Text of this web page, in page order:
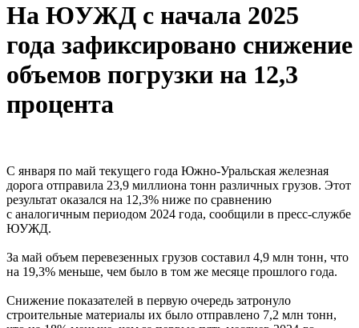
На ЮУЖД с начала 2025
года зафиксировано снижение
объемов погрузки на 12,3
процента
С января по май текущего года Южно-Уральская железная
дорога отправила 23,9 миллиона тонн различных грузов. Этот
результат оказался на 12,3% ниже по сравнению
с аналогичным периодом 2024 года, сообщили в пресс-службе
ЮУЖД.
За май объем перевезенных грузов составил 4,9 млн тонн, что
на 19,3% меньше, чем было в том же месяце прошлого года.
Снижение показателей в первую очередь затронуло
строительные материалы их было отправлено 7,2 млн тонн,